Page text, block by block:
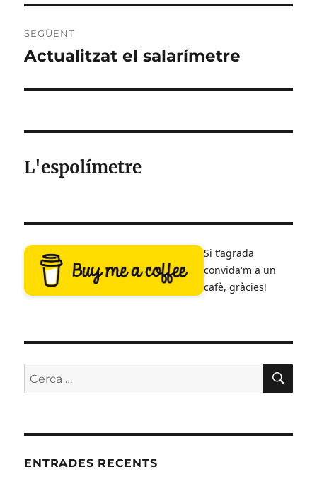
SEGÜENT
Entrada
Actualitzat el salarímetre
L'espolímetre
Si t'agrada
convida'm a un
cafè, gràcies!
Cerca:
ENTRADES RECENTS